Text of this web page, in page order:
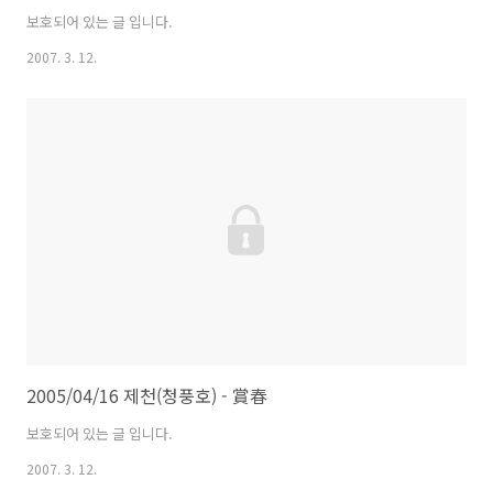
보호되어 있는 글 입니다.
2007. 3. 12.
2005/04/16 제천(청풍호) - 賞春
보호되어 있는 글 입니다.
2007. 3. 12.